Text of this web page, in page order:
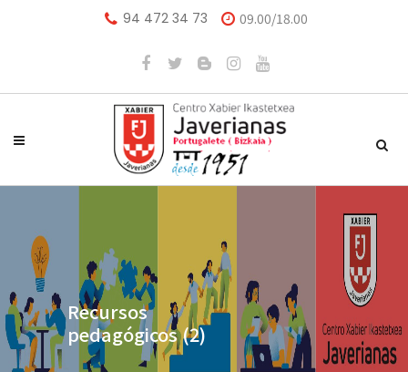
94 472 34 73 09.00/18.00
Recursos
pedagógicos (2)